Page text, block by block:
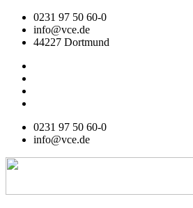
Zum
Inhalt
wechseln
0231 97 50 60-0
info@vce.de
44227 Dortmund
0231 97 50 60-0
info@vce.de